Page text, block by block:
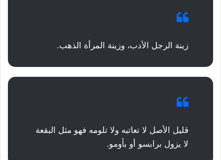
زينة الرجل الأدب، وزينة المرأة الذهب.
قليل الأصل لا تعاتبه ولا تلومه فهو مثل البقعة
لا يزول برابسو أو بأومو.